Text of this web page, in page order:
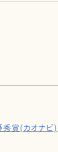
秀賞(カオナビ)